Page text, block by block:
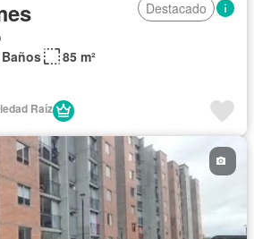
Destacado
85 m²
Raíz